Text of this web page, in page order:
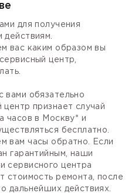
для получения
действиям.
вас каким образом вы
центр,
вами обязательно
признает случай
часов в Москву* и
бесплатно.
вам часы обратно. Если
гарантийным, наши
сервисного центра
стоимость ремонта, после
дальнейших действиях.